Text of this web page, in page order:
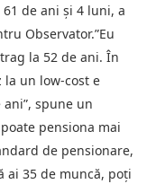
de ani şi 4 luni, a
Observator.”Eu
la 52 de ani. În
un low-cost e
spune un
pensiona mai
de pensionare,
ai 35 de muncă, poți